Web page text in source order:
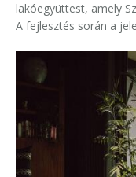
lakóegyüttest, amely
A fejlesztés során a
emeletes to